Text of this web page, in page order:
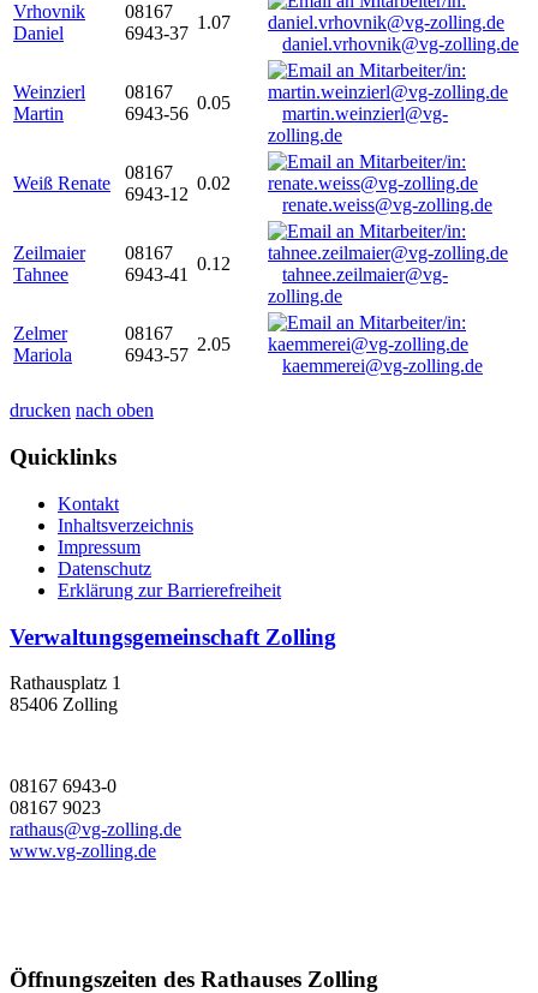
Vrhovnik
Daniel
08167
6943-37
1.07
daniel.vrhovnik@vg-zolling.de
Weinzierl
Martin
08167
6943-56
0.05
martin.weinzierl@vg-
zolling.de
Weiß Renate
08167
6943-12
0.02
renate.weiss@vg-zolling.de
Zeilmaier
Tahnee
08167
6943-41
0.12
tahnee.zeilmaier@vg-
zolling.de
Zelmer
Mariola
08167
6943-57
2.05
kaemmerei@vg-zolling.de
drucken nach oben
Quicklinks
Kontakt
Inhaltsverzeichnis
Impressum
Datenschutz
Erklärung zur Barrierefreiheit
Verwaltungsgemeinschaft Zolling
Rathausplatz 1
85406 Zolling
08167 6943-0
08167 9023
rathaus@vg-zolling.de
www.vg-zolling.de
Öffnungszeiten des Rathauses Zolling